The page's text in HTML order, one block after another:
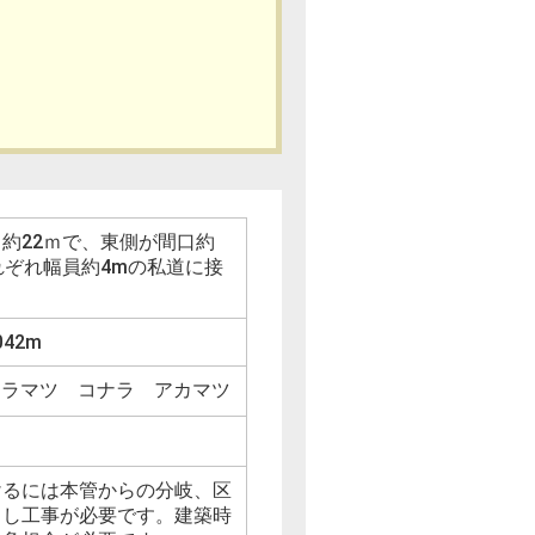
22ｍで、東側が間口約
れ幅員約4mの私道に接
マツ コナラ アカマツ
には本管からの分岐、区
工事が必要です。建築時